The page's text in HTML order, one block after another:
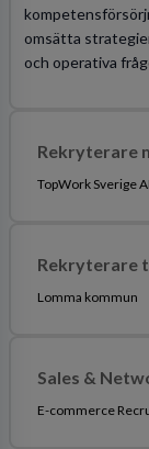
omsätta
och operativa
Rekryterare
TopWork Sverige
Rekryterare
Lomma kommun
Sales &
E-commerce